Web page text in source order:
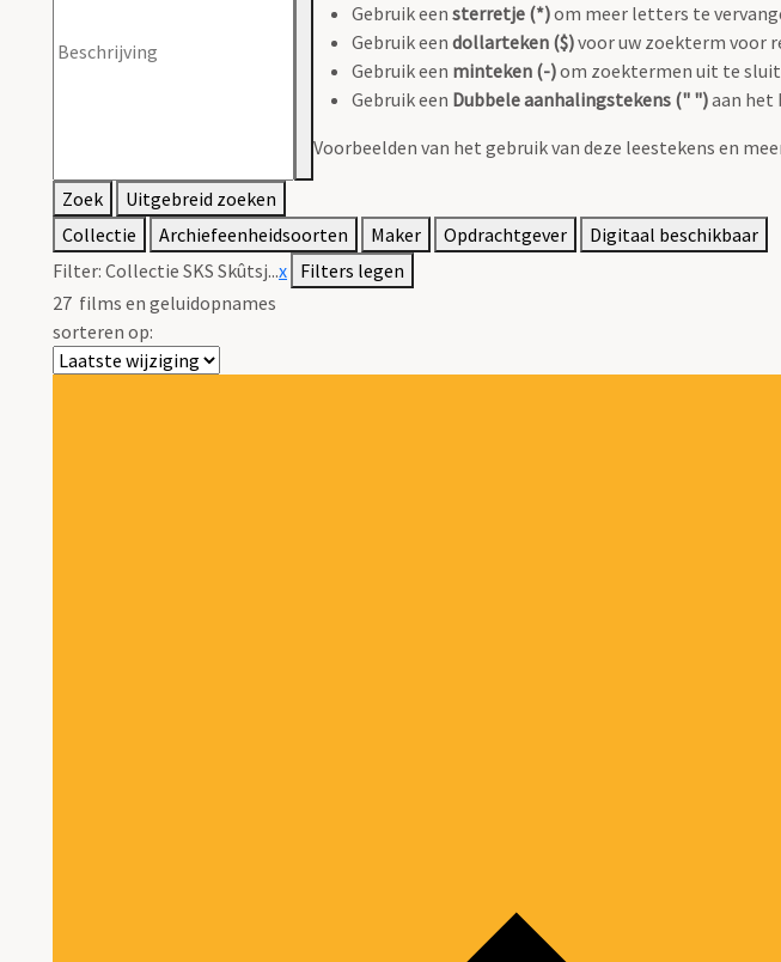
Gebruik een sterretje (*)om meer letters te
Gebruik een dollarteken ($)voor uw zoekterm voor
Gebruik een minteken (-)om zoektermen uit te
Gebruik een Dubbele aanhalingstekens (" ")aan het
Voorbeelden van het gebruik van deze leestekens en
Zoek
Uitgebreid zoeken
Collectie
Archiefeenheidsoorten Maker Opdrachtgever
Digitaal beschikbaar
Filter: Collectie SKS Skûtsj...x Filters legen
27 films en geluidopnames
sorteren op: